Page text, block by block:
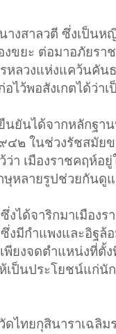
งสาลวตี ซึ่งเป็นห
ยะ ต่อมาอภัยราช
หลวงแห่งแคว้นคั
ไว้พอสังเกตได้ว่า
ยันได้จากหลักฐา
๒ ในช่วงรัชสมัยข
า เมืองราชคฤห์อ
หลายรูปช่วยกันดู
งได้จาริกมาเมือง
งมีกำแพงและอิฐล้
พียงจดตำแหน่งที่ตั้
เป็นประโยชน์แก่
ทยกุสินาราเฉลิม